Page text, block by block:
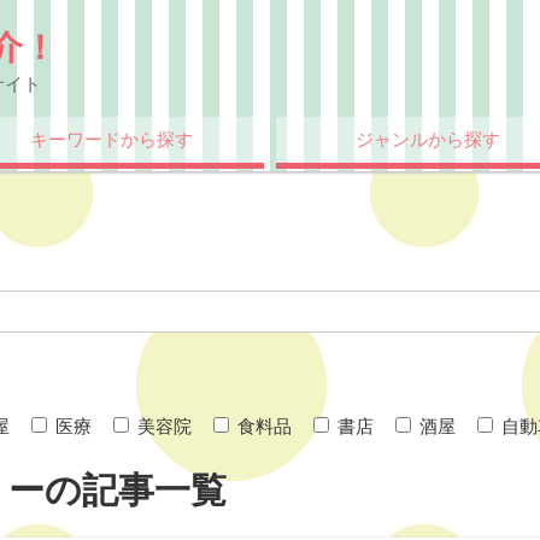
！
ト
キーワードから探す ジャンルから探す
医療 美容院 食料品 書店 酒屋 自
の記事一覧